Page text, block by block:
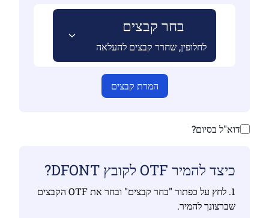
בחר קבצים
לחלופין, שחרר קבצים להעלאה
המרת קבצים
דוא"ל בסיום?
כיצד להמיר OTF לקובץ DFONT?
1. לחץ על כפתור "בחר קבצים" ובחר את OTF הקבצים
שברצונך להמיר.